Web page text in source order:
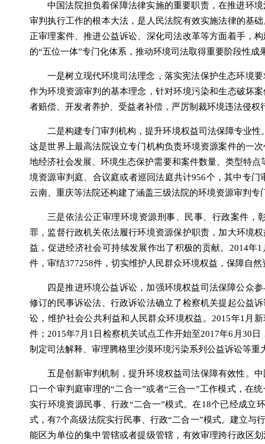
中国法院担负着保障法律实施的重要职责，在推进环
审判执行工作的根本大法，是人民法院有效实施法律的基
正审理案件、推进公益诉讼、深化司法改革等方面着手，
的“五位一体”专门化体系，推动环境司法取得重要阶段性成
一是树立现代环境司法理念，落实宪法保护生态环境
作为环境资源审判的基本理念，针对环境污染和生态破坏
者赔偿、开发者养护、受益者补偿，严厉制裁环境违法侵
二是构建专门审判机构，提升环境权益司法保障专业
这是世界上最高法院设立专门机构负责环境资源案件的一
地经济社会发展、环境生态保护需要和案件数量、类型特
境资源审判庭、合议庭或者巡回法庭共计956个，其中专
云南、重庆等法院还构建了涵盖三级法院的环境资源审判专
三是依法公正审理环境资源刑事、民事、行政案件，
罪，监督行政机关依法履行环境资源保护职责，加大环境
益，促进经济社会可持续发展作出了积极的贡献。2014年
件，审结377258件，切实维护人民群众环境权益，保障自
四是推进环境公益诉讼，加强环境权益司法保障公众
修订的民事诉讼法、行政诉讼法确立了检察机关提起公益
讼，维护社会公共利益和人民群众环境权益。2015年1月
件；2015年7月1日检察机关试点工作开始至2017年6月30
制定司法解释、审理腾格里沙漠环境污染系列公益诉讼等
五是创新审判机制，提升环境权益司法保障有效性。
口一个审判庭审理的“二合一”或者“三合一”工作模式，在
实行环境资源民事、行政“二合一”模式。在18个已经成立
式，有7个高级法院实行民事、行政“二合一”模式。建立与
能区为单位的集中管辖或者提级管辖，有效审理跨行政区